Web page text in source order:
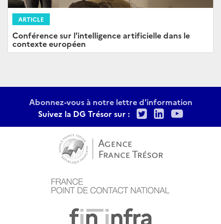
ARTICLE
Conférence sur l'intelligence artificielle dans le
contexte européen
Abonnez-vous à notre lettre d'information
Suivez la DG Trésor sur :
TwitterLinkedIn